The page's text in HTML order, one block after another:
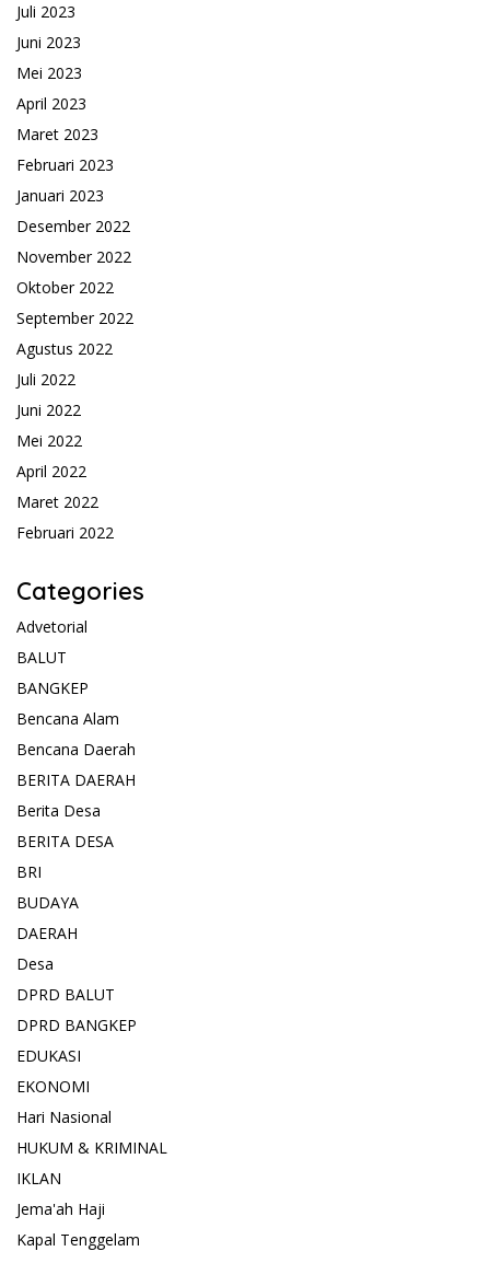
Juli 2023
Juni 2023
Mei 2023
April 2023
Maret 2023
Februari 2023
Januari 2023
Desember 2022
November 2022
Oktober 2022
September 2022
Agustus 2022
Juli 2022
Juni 2022
Mei 2022
April 2022
Maret 2022
Februari 2022
Categories
Advetorial
BALUT
BANGKEP
Bencana Alam
Bencana Daerah
BERITA DAERAH
Berita Desa
BERITA DESA
BRI
BUDAYA
DAERAH
Desa
DPRD BALUT
DPRD BANGKEP
EDUKASI
EKONOMI
Hari Nasional
HUKUM & KRIMINAL
IKLAN
Jema'ah Haji
Kapal Tenggelam